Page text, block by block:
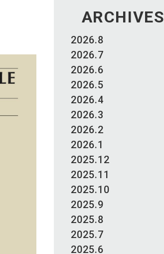
ARCHIVES
2026.8
2026.7
2026.6
2026.5
2026.4
2026.3
2026.2
2026.1
2025.12
2025.11
2025.10
2025.9
2025.8
2025.7
2025.6